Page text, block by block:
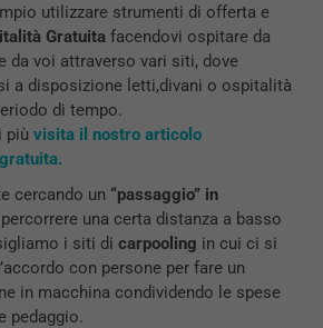
utilizzare strumenti di offerta e
Gratuita facendovi ospitare da
da voi attraverso vari siti, dove
a disposizione letti,divani o ospitalità
di tempo.
più visita il nostro articolo
cercando un “passaggio” in
una certa distanza a basso
i siti di carpooling in cui ci si
con persone per fare un
in macchina condividendo le spese
pedaggio.